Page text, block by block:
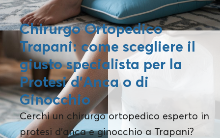
Chirurgo Ortopedico
Trapani: come scegliere il
giusto specialista per la
Protesi d’Anca o di
Ginocchio
Cerchi un chirurgo ortopedico esperto in
protesi d’anca e ginocchio a Trapani?